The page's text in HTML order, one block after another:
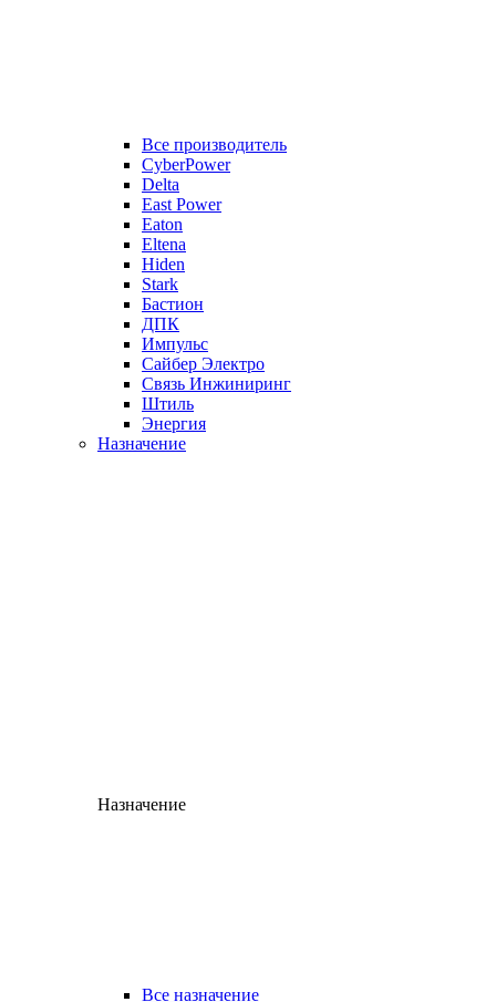
Все производитель
CyberPower
Delta
East Power
Eaton
Eltena
Hiden
Stark
Бастион
ДПК
Импульс
Сайбер Электро
Связь Инжиниринг
Штиль
Энергия
Назначение
Назначение
Все назначение